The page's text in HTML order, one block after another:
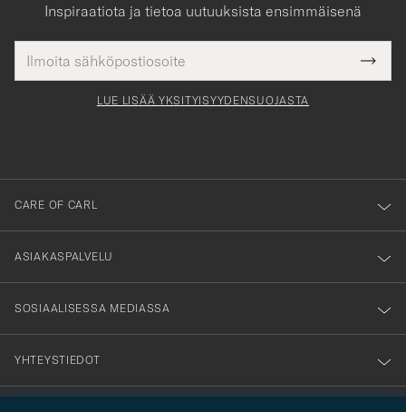
Inspiraatiota ja tietoa uutuuksista ensimmäisenä
tieto
Tack
för
dig
till
vårt
nyhetsbrev!
LUE LISÄÄ YKSITYISYYDENSUOJASTA
CARE OF CARL
ASIAKASPALVELU
SOSIAALISESSA MEDIASSA
YHTEYSTIEDOT